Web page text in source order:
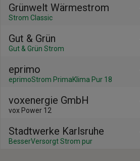
Grünwelt Wärmestrom
Strom Classic
Gut & Grün
Gut & Grün Strom
eprimo
eprimoStrom PrimaKlima Pur 18
voxenergie GmbH
vox Power 12
Stadtwerke Karlsruhe
BesserVersorgt Strom pur